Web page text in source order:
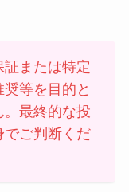
または特定
等を目的と
。最終的な投
でご判断くだ